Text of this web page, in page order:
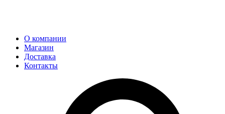
О компании
Магазин
Доставка
Контакты